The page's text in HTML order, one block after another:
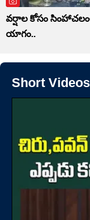
వర్షాల కోసం
యాగం..
Short Videos